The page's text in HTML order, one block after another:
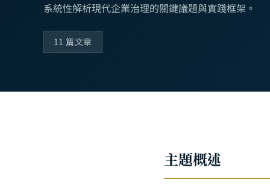
系統性解析現代企業治理的關鍵議題與實踐框架。
11 篇文章
主題概述